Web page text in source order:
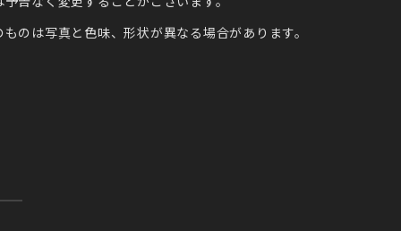
のは写真と色味、形状が異なる場合があります。